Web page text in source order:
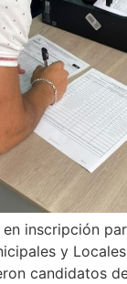
inscripción
y
candidatos